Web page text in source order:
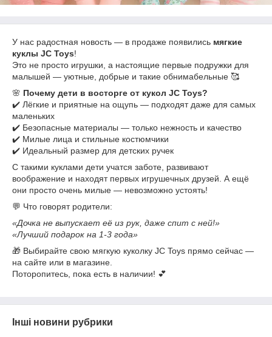
У нас радостная новость — в продаже появились мягкие
куклы JC Toys!
Это не просто игрушки, а настоящие первые подружки для
малышей — уютные, добрые и такие обнимабельные 🥰
🌸 Почему дети в восторге от кукол JC Toys?
✔️ Лёгкие и приятные на ощупь — подходят даже для самых
маленьких
✔️ Безопасные материалы — только нежность и качество
✔️ Милые лица и стильные костюмчики
✔️ Идеальный размер для детских ручек
С такими куклами дети учатся заботе, развивают
воображение и находят первых игрушечных друзей. А ещё
они просто очень милые — невозможно устоять!
💬 Что говорят родители:
«Дочка не выпускает её из рук, даже спит с ней!»
«Лучший подарок на 1-3 года»
🎁 Выбирайте свою мягкую куколку JC Toys прямо сейчас —
на сайте или в магазине.
Поторопитесь, пока есть в наличии! 💕
Інші новини рубрики